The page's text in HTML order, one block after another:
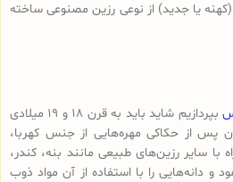
(کهنه یا جدید) از نوعی رزین مصنوعی ساخته
بپردازیم شاید باید به قرن 18 و 19 میلادی
پس از حکاکی مهره‌هایی از جنس کهربا،
با سایر رزین‌های طبیعی مانند بنه، کندر،
و دانه‌هایی را با استفاده از آن مواد ذوب